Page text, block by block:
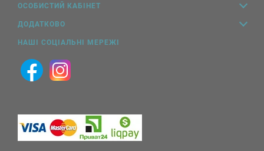
ОСОБИСТИЙ КАБІНЕТ
ДОДАТКОВО
НАШІ СОЦІАЛЬНІ МЕРЕЖІ